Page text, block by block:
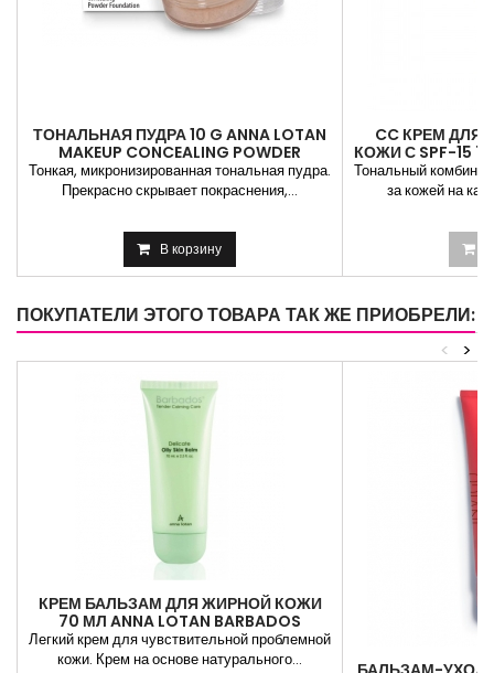
ТОНАЛЬНАЯ ПУДРА 10 G ANNA LOTAN
MAKEUP CONCEALING POWDER
FOUNDATION
Тонкая, микронизированная тональная пудра.
Прекрасно скрывает покраснения,...
В корзину
CC КРЕМ ДЛЯ
КОЖИ С SPF-15
CC
Тональный
за кожей на
ПОКУПАТЕЛИ ЭТОГО ТОВАРА ТАК ЖЕ ПРИОБРЕЛИ:
>
<
КРЕМ БАЛЬЗАМ ДЛЯ ЖИРНОЙ КОЖИ
70 МЛ ANNA LOTAN BARBADOS
DELICATE OILY SKIN BALM
Легкий крем для чувствительной проблемной
кожи. Крем на основе натурального...